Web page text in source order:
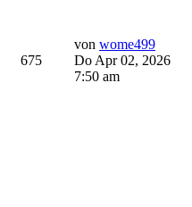
675
von wome499
Do Apr 02, 2026
7:50 am